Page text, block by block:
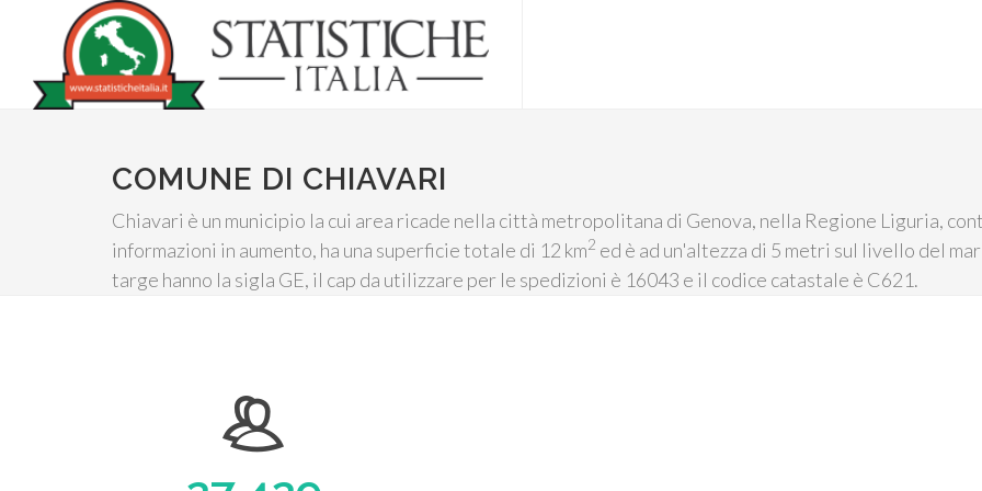
COMUNE DI CHIAVARI
Chiavari è un municipio la cui area ricade nella città metropolitana di Genova, nella Regione Liguria,
informazioni in aumento, ha una superficie totale di 12 km2 ed è ad un'altezza di 5 metri sul livello del
targe hanno la sigla GE, il cap da utilizzare per le spedizioni è 16043 e il codice catastale è C621.